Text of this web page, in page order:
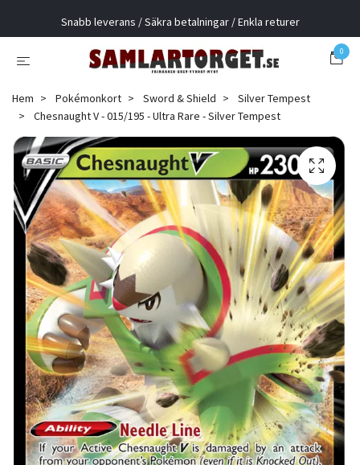
Snabb leverans / Säkra betalningar / Enkla returer
0
Hem Pokémonkort Sword & Shield
Silver Tempest
Chesnaught V - 015/195 - Ultra Rare - Silver Tempest